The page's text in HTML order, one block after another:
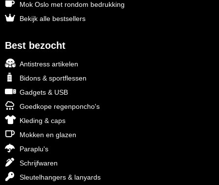
Mok Oslo met rondom bedrukking
Bekijk alle bestsellers
Best bezocht
Antistress artikelen
Bidons & sportflessen
Gadgets & USB
Goedkope regenponcho's
Kleding & caps
Mokken en glazen
Paraplu's
Schrijfwaren
Sleutelhangers & lanyards